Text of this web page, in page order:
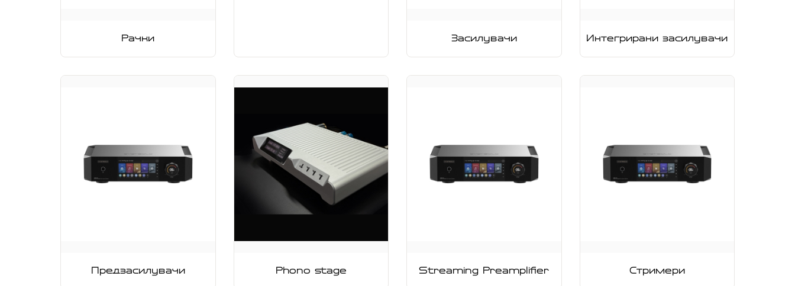
Рачки Засилувачи Интегрирани засилувачи
Предзасилувачи Phono stage Streaming Preamplifier Стримери